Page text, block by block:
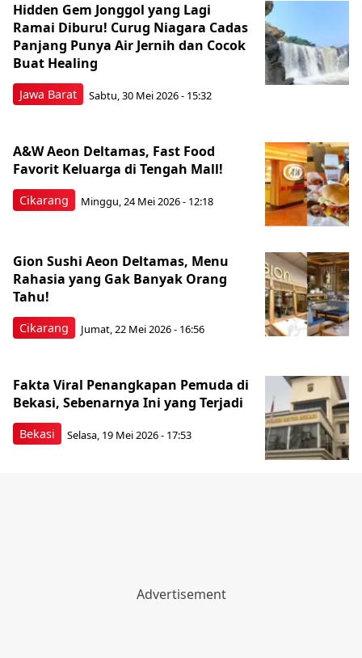
Jawa Barat
Hidden Gem Jonggol yang Lagi
Ramai Diburu! Curug Niagara Cadas
Panjang Punya Air Jernih dan Cocok
Buat Healing
Sabtu, 30 Mei 2026 - 15:32
Cikarang
A&W Aeon Deltamas, Fast Food
Favorit Keluarga di Tengah Mall!
Minggu, 24 Mei 2026 - 12:18
Cikarang
Gion Sushi Aeon Deltamas, Menu
Rahasia yang Gak Banyak Orang
Tahu!
Jumat, 22 Mei 2026 - 16:56
Bekasi
Fakta Viral Penangkapan Pemuda di
Bekasi, Sebenarnya Ini yang Terjadi
Selasa, 19 Mei 2026 - 17:53